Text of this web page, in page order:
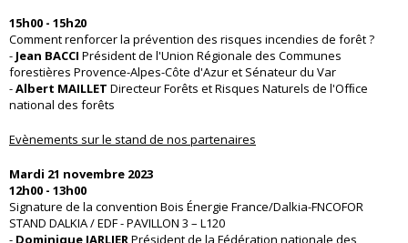
15h00 - 15h20
Comment renforcer la prévention des risques incendies de forêt ?
- Jean BACCI Président de l'Union Régionale des Communes
forestières Provence-Alpes-Côte d'Azur et Sénateur du Var
-Albert MAILLET Directeur Forêts et Risques Naturels de l'Ofﬁce
national des forêts
Evènements sur le stand de nos partenaires
Mardi 21 novembre 2023
12h00 - 13h00
Signature de la convention Bois Énergie France/Dalkia-FNCOFOR
STAND DALKIA / EDF - PAVILLON 3 – L120
- Dominique JARLIERPrésident de la Fédération nationale des